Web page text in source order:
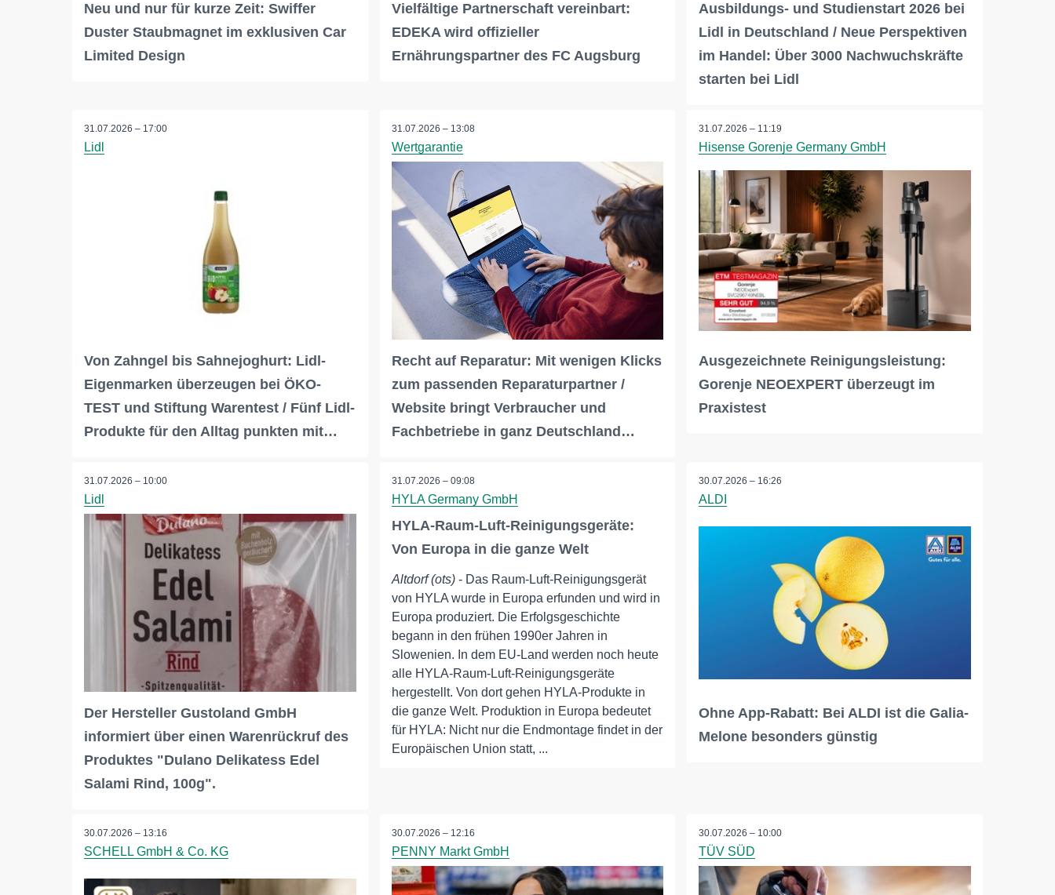
Neu und nur für kurze Zeit: Swiffer
Duster Staubmagnet im exklusiven Car
Limited Design
Vielfältige Partnerschaft vereinbart:
EDEKA wird offizieller
Ernährungspartner des FC Augsburg
Ausbildungs- und Studienstart 2026 bei
Lidl in Deutschland / Neue Perspektiven
im Handel: Über 3000 Nachwuchskräfte
starten bei Lidl
31.07.2026 – 17:00
Lidl
Von Zahngel bis Sahnejoghurt: Lidl-
Eigenmarken überzeugen bei ÖKO-
TEST und Stiftung Warentest / Fünf Lidl-
Produkte für den Alltag punkten mit…
31.07.2026 – 13:08
Wertgarantie
Recht auf Reparatur: Mit wenigen Klicks
zum passenden Reparaturpartner /
Website bringt Verbraucher und
Fachbetriebe in ganz Deutschland…
31.07.2026 – 11:19
Hisense Gorenje Germany GmbH
Ausgezeichnete Reinigungsleistung:
Gorenje NEOEXPERT überzeugt im
Praxistest
31.07.2026 – 10:00
Lidl
Der Hersteller Gustoland GmbH
informiert über einen Warenrückruf des
Produktes "Dulano Delikatess Edel
Salami Rind, 100g".
31.07.2026 – 09:08
HYLA Germany GmbH
HYLA-Raum-Luft-Reinigungsgeräte:
Von Europa in die ganze Welt
Altdorf (ots)- Das Raum-Luft-Reinigungsgerät
von HYLA wurde in Europa erfunden und wird in
Europa produziert. Die Erfolgsgeschichte
begann in den frühen 1990er Jahren in
Slowenien. In dem EU-Land werden noch heute
alle HYLA-Raum-Luft-Reinigungsgeräte
hergestellt. Von dort gehen HYLA-Produkte in
die ganze Welt. Produktion in Europa bedeutet
für HYLA: Nicht nur die Endmontage findet in der
Europäischen Union statt, ...
30.07.2026 – 16:26
ALDI
Ohne App-Rabatt: Bei ALDI ist die Galia-
Melone besonders günstig
30.07.2026 – 13:16
SCHELL GmbH & Co. KG
30.07.2026 – 12:16
PENNY Markt GmbH
30.07.2026 – 10:00
TÜV SÜD